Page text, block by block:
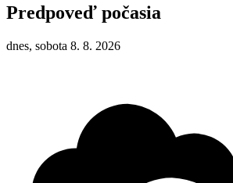
Predpoveď počasia
dnes, sobota 8. 8. 2026